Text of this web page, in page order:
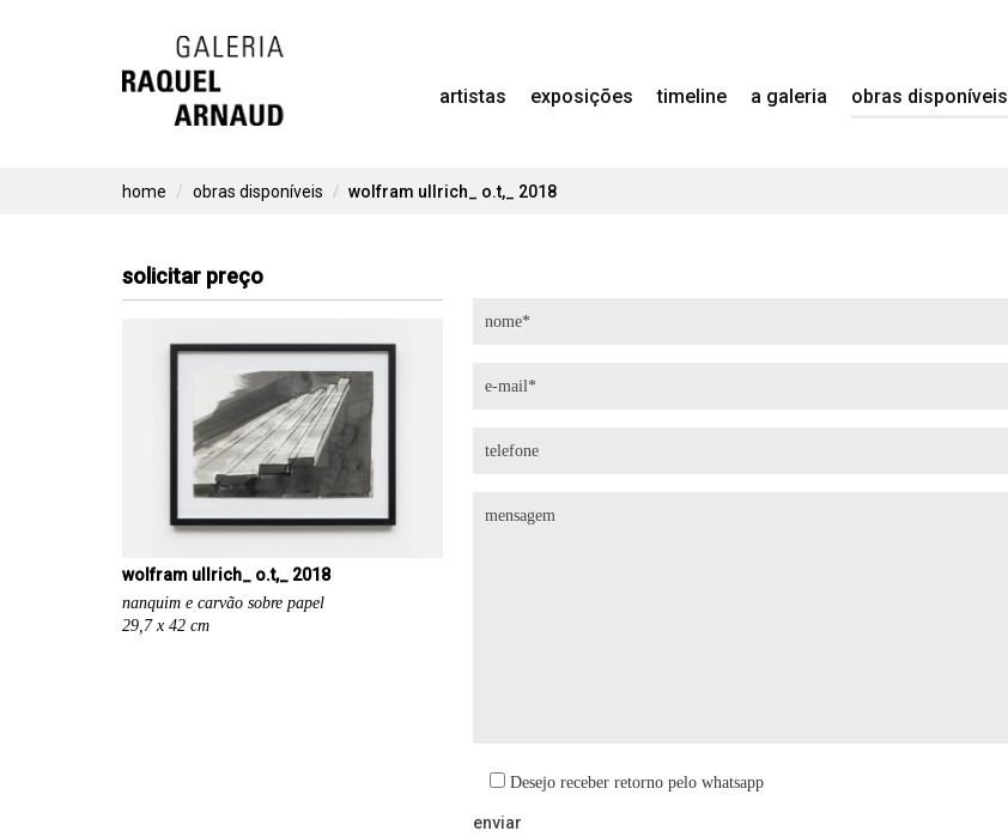
Skip
to
artistas exposições timeline a galeria obras disponíveis
home obras disponíveis wolfram ullrich_ o.t,_ 2018
solicitar preço
wolfram ullrich_ o.t,_ 2018
nanquim e carvão sobre papel
29,7 x 42 cm
Desejo receber retorno pelo whatsapp